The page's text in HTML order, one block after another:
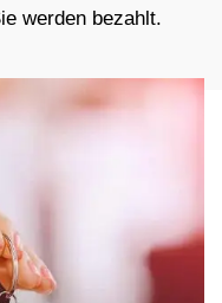
werden bezahlt.